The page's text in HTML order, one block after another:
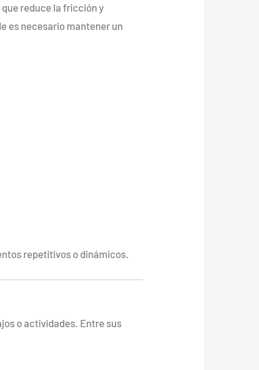
que reduce la fricción y
es necesario mantener un
repetitivos o dinámicos.
o actividades. Entre sus